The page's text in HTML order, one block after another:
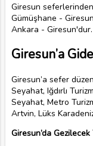
Giresun seferlerinden
Gümüşhane -
Ankara - Giresun'dur.
Giresun’a
Giresun’a sefer
Seyahat, Iğdırlı
Seyahat, Metro
Artvin, Lüks
Giresun’da